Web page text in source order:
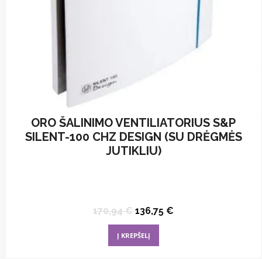
ORO ŠALINIMO VENTILIATORIUS S&P
SILENT-100 CHZ DESIGN (SU DRĖGMĖS
JUTIKLIU)
170,94€ Original
price
was:
170,94 €.
136,75 €
Į KREPŠELĮ